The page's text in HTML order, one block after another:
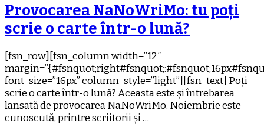
Provocarea NaNoWriMo: tu poți
scrie o carte într-o lună?
[fsn_row][fsn_column width=”12″
font_size=”16px” column_style=”light”][fsn_text] Poți
scrie o carte într-o lună? Aceasta este și întrebarea
lansată de provocarea NaNoWriMo. Noiembrie este
cunoscută, printre scriitorii și …